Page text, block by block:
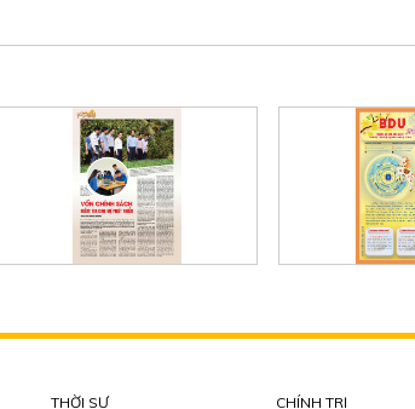
THỜI SỰ CHÍNH TRỊ